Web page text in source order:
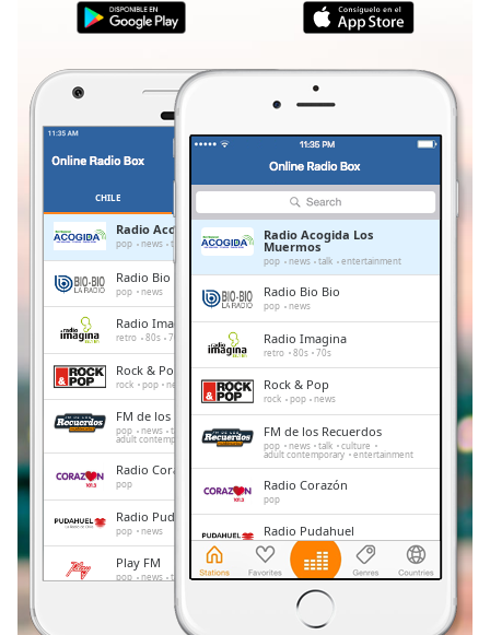
LIVE
live,
currently
behind
LIVE
Chapters
Chapters
Descriptions
descriptions
off,
selected
Subtitles
subtitles
CHILE
Radio Acogida Los Muermos
pop news talk entertainment
Radio Bio Bio
pop news
Radio Imagina
retro 80s 70s
Rock & Pop
rock pop news
FM de los Recuerdos
pop news talk culture
adult contemporary entertainment
Radio Corazón
pop
Radio Pudahuel
pop news
Play FM
pop news talk
Radio Carolina
electronic
Radio Acogida Los
Muermos
pop news talk entertainment
Radio Bio Bio
pop news
Radio Imagina
retro 80s 70s
Rock & Pop
rock pop news
FM de los Recuerdos
pop news talk culture
adult contemporary entertainment
Radio Corazón
pop
Radio Pudahuel
pop news
Play FM
news talk
Radio Carolina